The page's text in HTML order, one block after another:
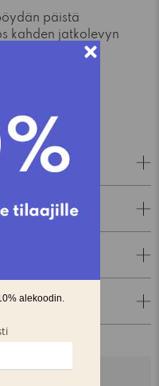
päistä
kahden jatkolevyn
pöydän alla,
paikoilleen.
päistä,
Näin voit